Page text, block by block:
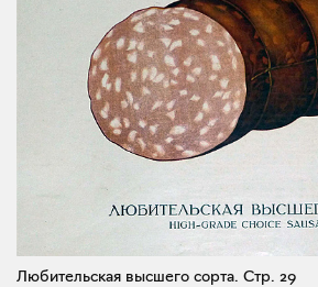
Любительская высшего сорта. Стр. 29